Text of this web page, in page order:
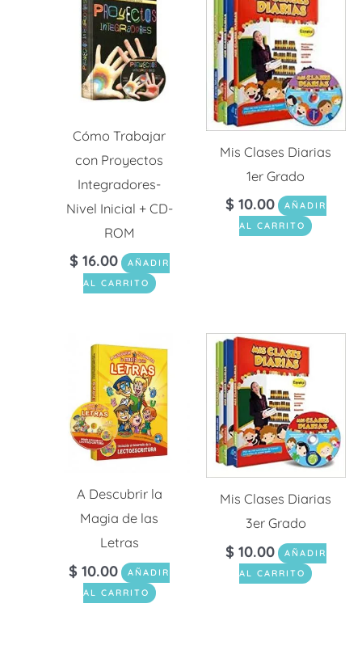
Cómo Trabajar
con Proyectos
Integradores-
Nivel Inicial + CD-
ROM
$ 16.00
AÑADIR
AL CARRITO
Mis Clases Diarias
1er Grado
$ 10.00
AÑADIR
AL CARRITO
A Descubrir la
Magia de las
Letras
$ 10.00
AÑADIR
AL CARRITO
Mis Clases Diarias
3er Grado
$ 10.00
AÑADIR
AL CARRITO